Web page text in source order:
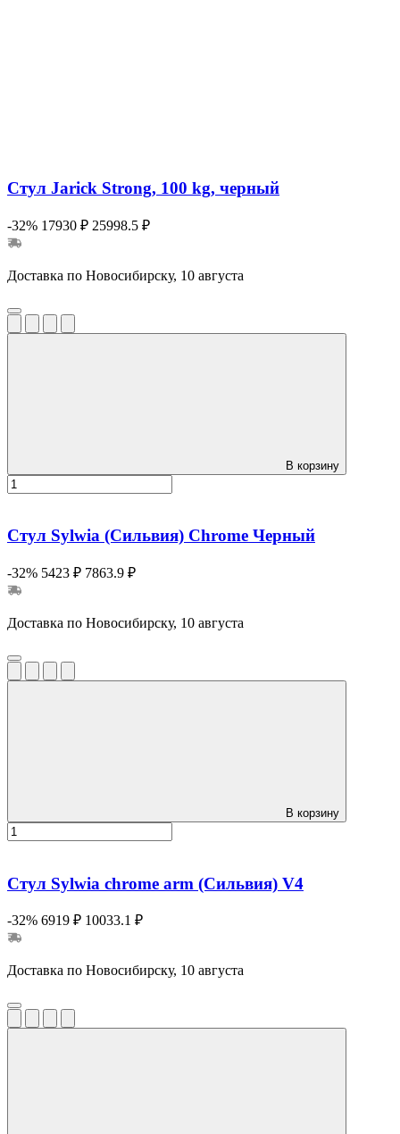
Стул Jarick Strong, 100 kg, черный
-32% 17930 ₽ 25998.5 ₽
Доставка по Новосибирску, 10 августа
В корзину
Стул Sylwia (Сильвия) Сhrome Черный
-32% 5423 ₽ 7863.9 ₽
Доставка по Новосибирску, 10 августа
В корзину
Стул Sylwia chrome arm (Сильвия) V4
-32% 6919 ₽ 10033.1 ₽
Доставка по Новосибирску, 10 августа